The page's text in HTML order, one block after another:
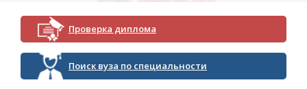
Проверка диплома
Поиск вуза по специальности